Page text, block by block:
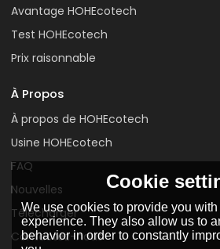
Avantage HOHEcotech
Test HOHEcotech
Prix raisonnable
À Propos
À propos de HOHEcotech
Usine HOHEcotech
FAQ
Nouvelles
Télécharger
Contactez-nous
Cookie
We use cookies to provide you
experience. They also allow us to
behavior in order to constantly